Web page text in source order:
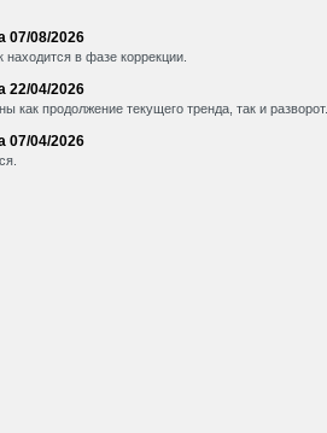
07/08/2026
в фазе коррекции.
22/04/2026
продолжение текущего тренда, так и разворот.
07/04/2026